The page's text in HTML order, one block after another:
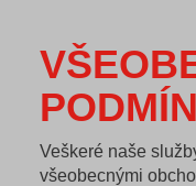
Veškeré naše
všeobecnými